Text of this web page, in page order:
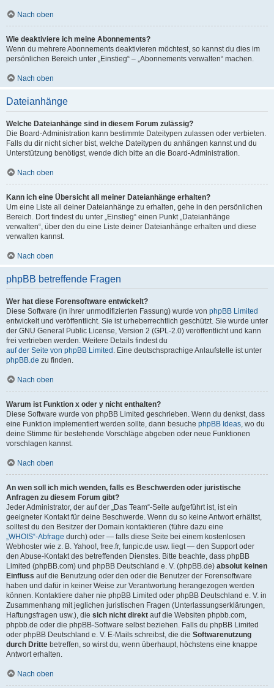
Nach oben
Wie deaktiviere ich meine Abonnements?
Wenn du mehrere Abonnements deaktivieren möchtest, so kannst du dies im
persönlichen Bereich unter „Einstieg“ – „Abonnements verwalten“ machen.
Nach oben
Dateianhänge
Welche Dateianhänge sind in diesem Forum zulässig?
Die Board-Administration kann bestimmte Dateitypen zulassen oder verbieten.
Falls du dir nicht sicher bist, welche Dateitypen du anhängen kannst und du
Unterstützung benötigst, wende dich bitte an die Board-Administration.
Nach oben
Kann ich eine Übersicht all meiner Dateianhänge erhalten?
Um eine Liste all deiner Dateianhänge zu erhalten, gehe in den persönlichen
Bereich. Dort findest du unter „Einstieg“ einen Punkt „Dateianhänge
verwalten“, über den du eine Liste deiner Dateianhänge erhalten und diese
verwalten kannst.
Nach oben
phpBB betreffende Fragen
Wer hat diese Forensoftware entwickelt?
Diese Software (in ihrer unmodifizierten Fassung) wurde von phpBB Limited
entwickelt und veröffentlicht. Sie ist urheberrechtlich geschützt. Sie wurde unter
der GNU General Public License, Version 2 (GPL-2.0) veröffentlicht und kann
frei vertrieben werden. Weitere Details findest du
auf der Seite von phpBB Limited . Eine deutschsprachige Anlaufstelle ist unter
phpBB.de zu finden.
Nach oben
Warum ist Funktion x oder y nicht enthalten?
Diese Software wurde von phpBB Limited geschrieben. Wenn du denkst, dass
eine Funktion implementiert werden sollte, dann besuche phpBB Ideas , wo du
deine Stimme für bestehende Vorschläge abgeben oder neue Funktionen
vorschlagen kannst.
Nach oben
An wen soll ich mich wenden, falls es Beschwerden oder juristische
Anfragen zu diesem Forum gibt?
Jeder Administrator, der auf der „Das Team“-Seite aufgeführt ist, ist ein
geeigneter Kontakt für deine Beschwerde. Wenn du so keine Antwort erhältst,
solltest du den Besitzer der Domain kontaktieren (führe dazu eine
„WHOIS“-Abfrage durch) oder — falls diese Seite bei einem kostenlosen
Webhoster wie z. B. Yahoo!, free.fr, funpic.de usw. liegt — den Support oder
den Abuse-Kontakt des betreffenden Dienstes. Bitte beachte, dass phpBB
Limited (phpBB.com) und phpBB Deutschland e. V. (phpBB.de) absolut keinen
Einfluss auf die Benutzung oder den oder die Benutzer der Forensoftware
haben und dafür in keiner Weise zur Verantwortung herangezogen werden
können. Kontaktiere daher nie phpBB Limited oder phpBB Deutschland e. V. in
Zusammenhang mit jeglichen juristischen Fragen (Unterlassungserklärungen,
Haftungsfragen usw.), die sich nicht direkt auf die Websiten phpbb.com,
phpbb.de oder die phpBB-Software selbst beziehen. Falls du phpBB Limited
oder phpBB Deutschland e. V. E-Mails schreibst, die die Softwarenutzung
durch Dritte betreffen, so wirst du, wenn überhaupt, höchstens eine knappe
Antwort erhalten.
Nach oben